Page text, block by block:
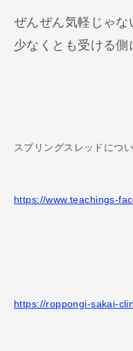
ぜんぜん気軽じゃな
少なくとも受ける側
スプリングスレッドにつ
https://www.teachings-
https://roppongi-sakai-